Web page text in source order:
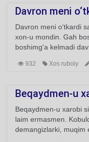
Davron meni
Davron meni o‘tkardi
xon-u mondin. Gah
boshimg'a kelmadi
932 Xos ruboiy
Beqaydmen-u
Beqaydmen-u xarobi
laim ermasmen.
demangizlarki, muqim